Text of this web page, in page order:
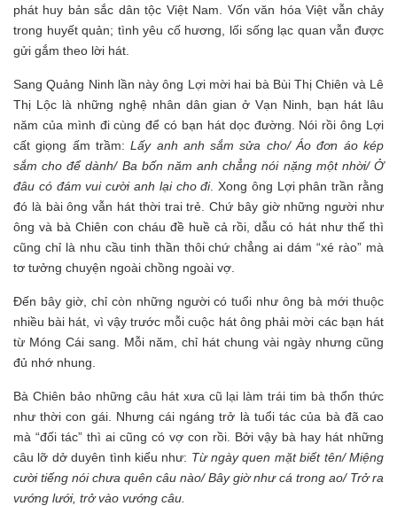
phát huy bản sắc dân tộc Việt Nam. Vốn văn hóa Việt vẫn chảy
trong huyết quản; tình yêu cố hương, lối sống lạc quan vẫn được
gửi gắm theo lời hát.
Sang Quảng Ninh lần này ông Lợi mời hai bà Bùi Thị Chiên và Lê
Thị Lộc là những nghệ nhân dân gian ở Vạn Ninh, bạn hát lâu
năm của mình đi cùng để có bạn hát dọc đường. Nói rồi ông Lợi
cất giọng ấm trầm:Lấy anh anh sắm sửa cho/ Áo đơn áo kép
sắm cho để dành/ Ba bốn năm anh chẳng nói nặng một nhời/ Ở
đâu có đám vui cười anh lại cho đi. Xong ông Lợi phân trần rằng
đó là bài ông vẫn hát thời trai trẻ. Chứ bây giờ những người như
ông và bà Chiên con cháu đề huề cả rồi, dẫu có hát như thế thì
cũng chỉ là nhu cầu tinh thần thôi chứ chẳng ai dám “xé rào” mà
tơ tưởng chuyện ngoài chồng ngoài vợ.
Đến bây giờ, chỉ còn những người có tuổi như ông bà mới thuộc
nhiều bài hát, vì vậy trước mỗi cuộc hát ông phải mời các bạn hát
từ Móng Cái sang. Mỗi năm, chỉ hát chung vài ngày nhưng cũng
đủ nhớ nhung.
Bà Chiên bảo những câu hát xưa cũ lại làm trái tim bà thổn thức
như thời con gái. Nhưng cái ngáng trở là tuổi tác của bà đã cao
mà “đối tác” thì ai cũng có vợ con rồi. Bởi vậy bà hay hát những
câu lỡ dở duyên tình kiểu như: Từ ngày quen mặt biết tên/ Miệng
cười tiếng nói chưa quên câu nào/ Bây giờ như cá trong ao/ Trở ra
vướng lưới, trở vào vướng câu.